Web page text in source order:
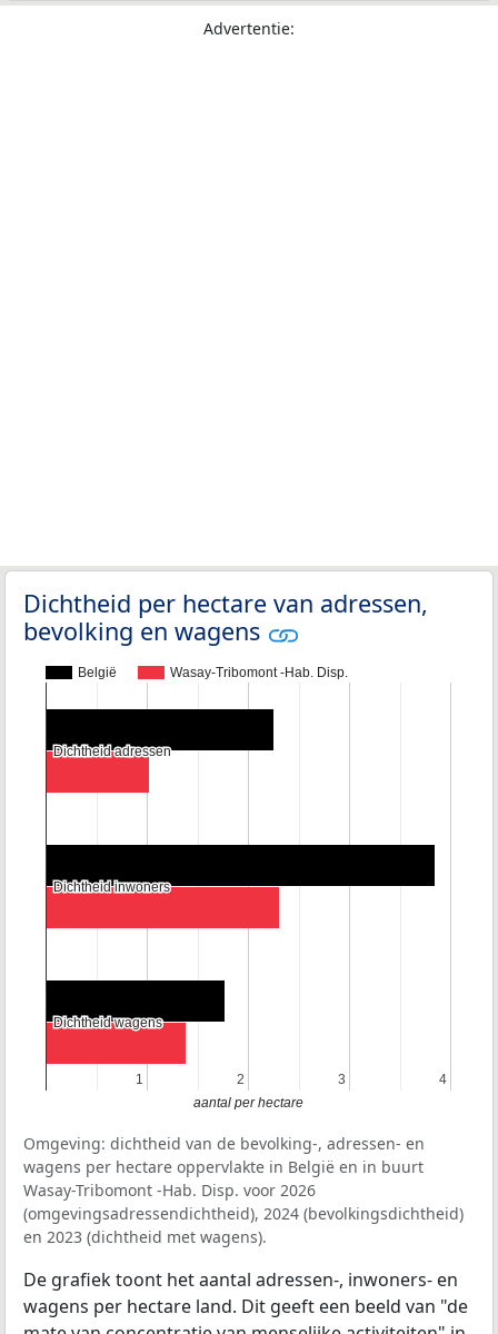
Advertentie:
Dichtheid per hectare van adressen,
bevolking en wagens
België Wasay-Tribomont -Hab. Disp.
1
1 2
2 3
3 4
4
Dichtheid adressen
Dichtheid adressen
Dichtheid inwoners
Dichtheid inwoners
Dichtheid wagens
Dichtheid wagens
aantal per hectare
Omgeving: dichtheid van de bevolking-, adressen- en
wagens per hectare oppervlakte in België en in buurt
Wasay-Tribomont -Hab. Disp. voor 2026
(omgevingsadressendichtheid), 2024 (bevolkingsdichtheid)
en 2023 (dichtheid met wagens).
De grafiek toont het aantal adressen-, inwoners- en
wagens per hectare land. Dit geeft een beeld van "de